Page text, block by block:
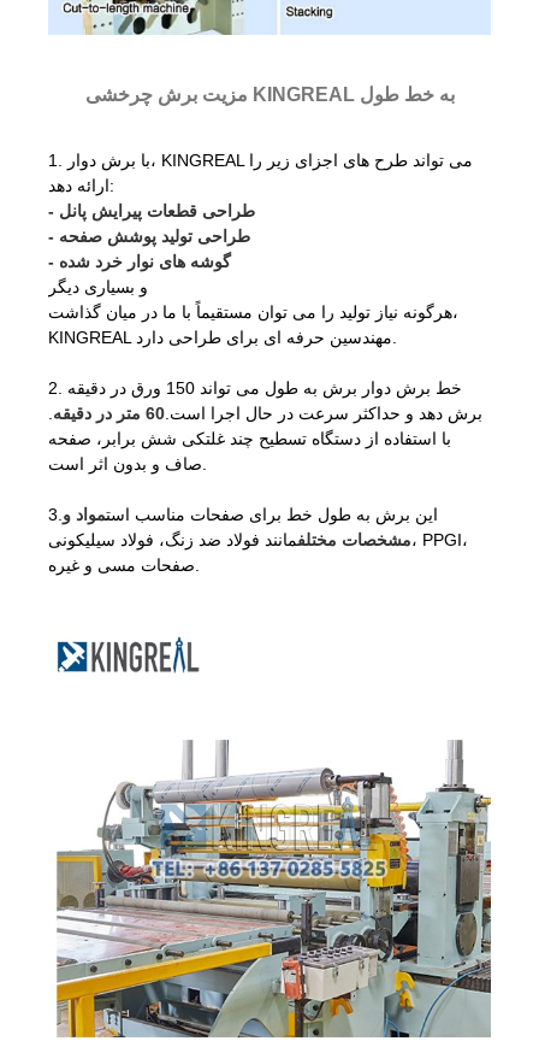
مزیت برش چرخشی KINGREAL به خط طول
1. با برش دوار، KINGREAL می تواند طرح های اجزای زیر را
ارائه دهد:
- طراحی قطعات پیرایش پانل
- طراحی تولید پوشش صفحه
- گوشه های نوار خرد شده
و بسیاری دیگر
هرگونه نیاز تولید را می توان مستقیماً با ما در میان گذاشت،
2. خط برش دوار برش به طول می تواند 150 ورق در دقیقه
برش دهد و حداکثر سرعت در حال اجرا است. 60 متر در دقیقه
با استفاده از دستگاه تسطیح چند غلتکی شش برابر، صفحه
3.این برش به طول خط برای صفحات مناسب استمواد و
مشخصات مختلفمانند فولاد ضد زنگ، فولاد سیلیکونی، PPGI،